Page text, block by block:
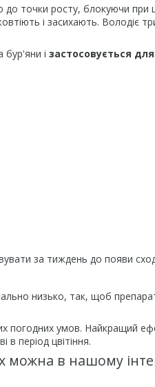
точки росту, блокуючи при
і засихають. Володіє
бур'яни і застосовується
за тиждень до появи
низько, так, щоб
погодних умов. Найкращий
період цвітіння.
можна в нашому